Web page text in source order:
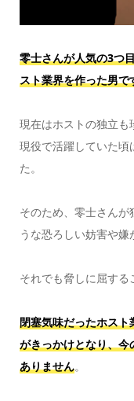
零士さんが人気の3つ
スト業界を作った男で
現在はホストの独立
現役で活躍していた頃
た。
そのため、零士さんが
うな恐ろしい妨害や嫌
それでも脅しに屈する
閉塞気味だったホス
がきっかけとなり、
ありません。